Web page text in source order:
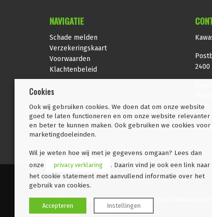
NAVIGATIE
Schade melden
Verzekeringskaart
Voorwaarden
Klachtenbeleid
2400
2402
t:
e:
© 2026 Kawasaki Insurance | Onderdeel van
Cookies
Ook wij gebruiken cookies. We doen dat om onze website
goed te laten functioneren en om onze website relevanter
en beter te kunnen maken. Ook gebruiken we cookies voor
marketingdoeleinden.
Wil je weten hoe wij met je gegevens omgaan? Lees dan
onze
privacy verklaring
. Daarin vind je ook een link naar
het cookie statement met aanvullend informatie over het
gebruik van cookies.
Accepteren Instellingen